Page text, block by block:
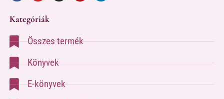
Kategóriák
Összes termék
Könyvek
E-könyvek